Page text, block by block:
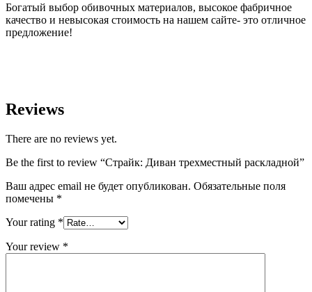
Богатый выбор обивочных материалов, высокое фабричное
качество и невысокая стоимость на нашем сайте- это отличное
предложение!
Reviews
There are no reviews yet.
Be the first to review “Страйк: Диван трехместный раскладной”
Ваш адрес email не будет опубликован. Обязательные поля
помечены *
Your rating *
Your review *